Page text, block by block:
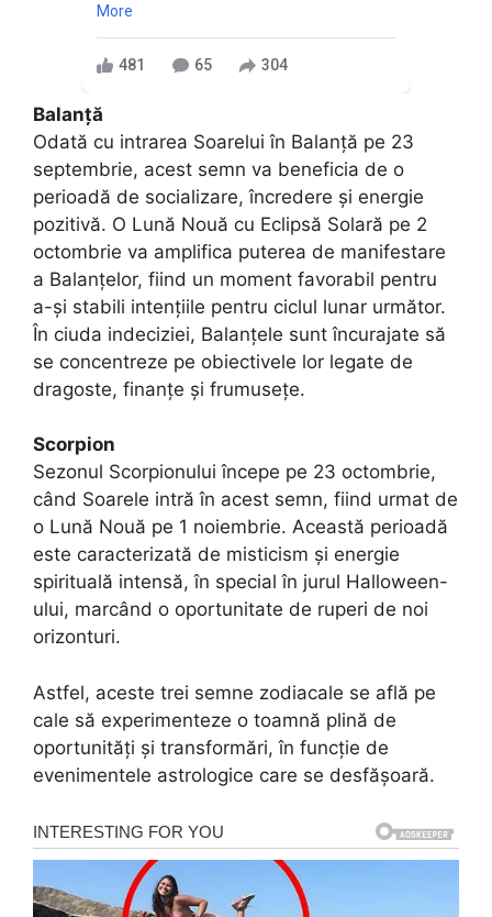
More
481 65 304
Balanță
Odată cu intrarea Soarelui în Balanță pe 23
septembrie, acest semn va beneficia de o
perioadă de socializare, încredere și energie
pozitivă. O Lună Nouă cu Eclipsă Solară pe 2
octombrie va amplifica puterea de manifestare
a Balanțelor, fiind un moment favorabil pentru
a-și stabili intențiile pentru ciclul lunar următor.
În ciuda indeciziei, Balanțele sunt încurajate să
se concentreze pe obiectivele lor legate de
dragoste, finanțe și frumusețe.
Scorpion
Sezonul Scorpionului începe pe 23 octombrie,
când Soarele intră în acest semn, fiind urmat de
o Lună Nouă pe 1 noiembrie. Această perioadă
este caracterizată de misticism și energie
spirituală intensă, în special în jurul Halloween-
ului, marcând o oportunitate de ruperi de noi
orizonturi.
Astfel, aceste trei semne zodiacale se află pe
cale să experimenteze o toamnă plină de
oportunități și transformări, în funcție de
evenimentele astrologice care se desfășoară.